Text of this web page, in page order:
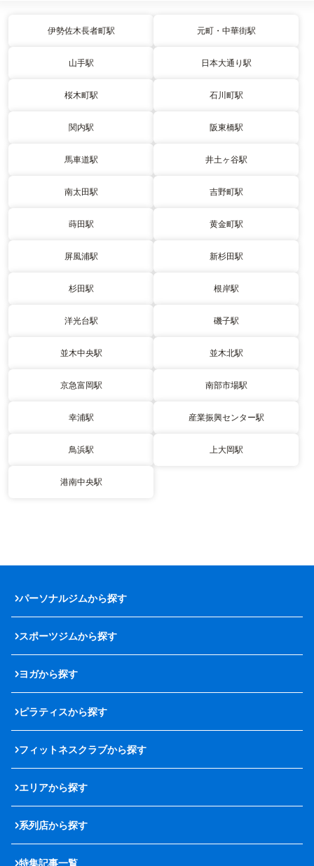
伊勢佐木長者町駅 元町・中華街駅
山手駅 日本大通り駅
桜木町駅 石川町駅
関内駅 阪東橋駅
馬車道駅 井土ヶ谷駅
南太田駅 吉野町駅
蒔田駅 黄金町駅
屏風浦駅 新杉田駅
杉田駅 根岸駅
洋光台駅 磯子駅
並木中央駅 並木北駅
京急富岡駅 南部市場駅
幸浦駅 産業振興センター駅
鳥浜駅 上大岡駅
港南中央駅
パーソナルジムから探す
スポーツジムから探す
ヨガから探す
ピラティスから探す
フィットネスクラブから探す
エリアから探す
系列店から探す
特集記事一覧